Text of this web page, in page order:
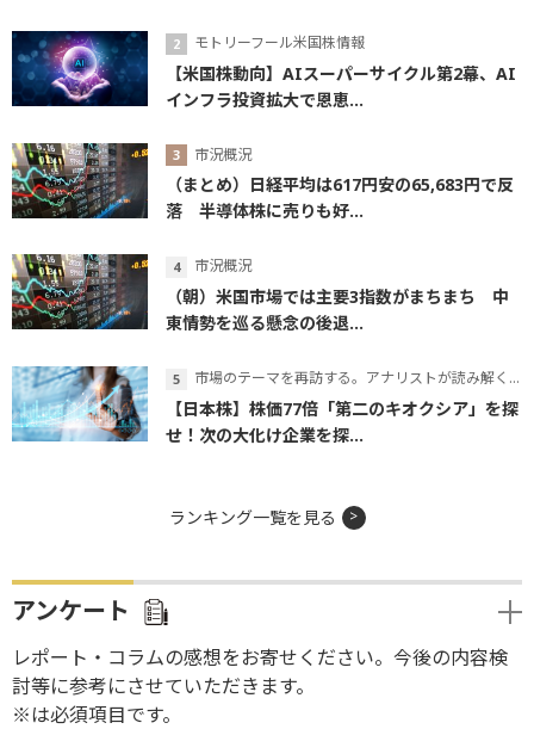
モトリーフール米国株情報
【米国株動向】AIスーパーサイクル第2幕、AI
インフラ投資拡大で恩恵...
市況概況
（まとめ）日経平均は617円安の65,683円で反
落 半導体株に売りも好...
市況概況
（朝）米国市場では主要3指数がまちまち 中
東情勢を巡る懸念の後退...
市場のテーマを再訪する。アナリストが読み解くテーマの本質
【日本株】株価77倍「第二のキオクシア」を探
せ！次の大化け企業を探...
ランキング一覧を見る
アンケート
レポート・コラムの感想をお寄せください。今後の内容検
討等に参考にさせていただきます。
※は必須項目です。